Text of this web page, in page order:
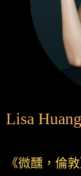
Lisa Huang
《微醺，倫